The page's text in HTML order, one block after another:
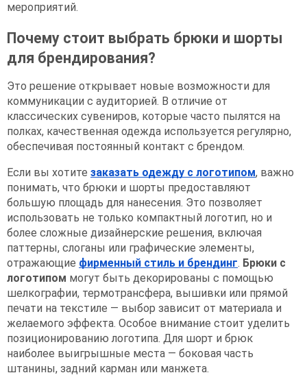
мероприятий.
Почему стоит выбрать брюки и шорты
для брендирования?
Это решение открывает новые возможности для
коммуникации с аудиторией. В отличие от
классических сувениров, которые часто пылятся на
полках, качественная одежда используется регулярно,
обеспечивая постоянный контакт с брендом.
Если вы хотите заказать одежду с логотипом, важно
понимать, что брюки и шорты предоставляют
большую площадь для нанесения. Это позволяет
использовать не только компактный логотип, но и
более сложные дизайнерские решения, включая
паттерны, слоганы или графические элементы,
отражающие фирменный стиль и брендинг. Брюки с
логотипом могут быть декорированы с помощью
шелкографии, термотрансфера, вышивки или прямой
печати на текстиле — выбор зависит от материала и
желаемого эффекта. Особое внимание стоит уделить
позиционированию логотипа. Для шорт и брюк
наиболее выигрышные места — боковая часть
штанины, задний карман или манжета.